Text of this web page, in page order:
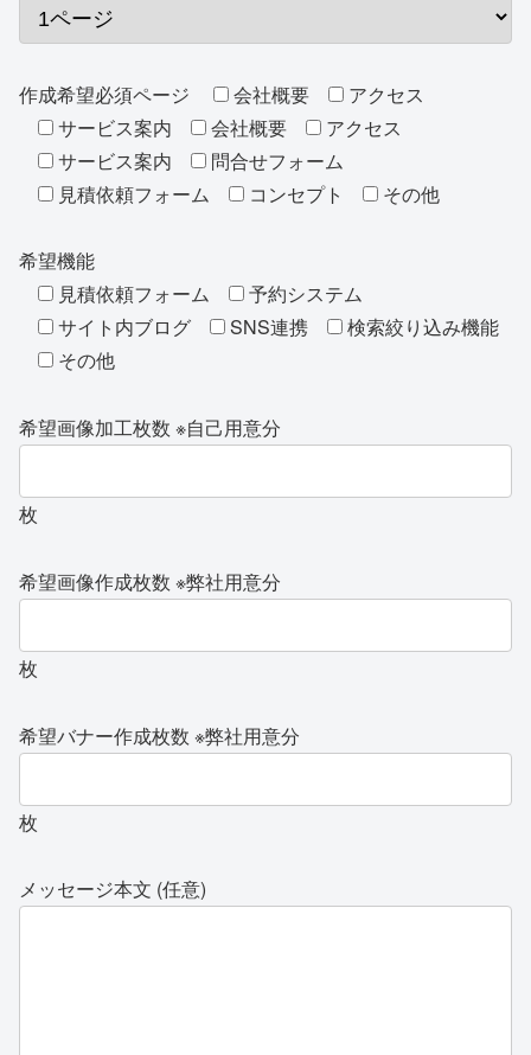
作成希望必須ページ 会社概要
アクセス
サービス案内
会社概要
アクセス
サービス案内
問合せフォーム
見積依頼フォーム
コンセプト その他
希望機能
見積依頼フォーム
予約システム
サイト内ブログ
SNS連携
検索絞り込み機能
その他
希望画像加工枚数 ※自己用意分
枚
希望画像作成枚数 ※弊社用意分
枚
希望バナー作成枚数 ※弊社用意分
枚
メッセージ本文 (任意)